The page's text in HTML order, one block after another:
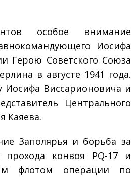
особое внимание
Иосифа
Герою Советского Союза
в августе 1941 года.
Иосифа Виссарионовича и
Центрального
Каяева.
Заполярья и борьба за
прохода конвоя PQ-17 и
флотом операции по